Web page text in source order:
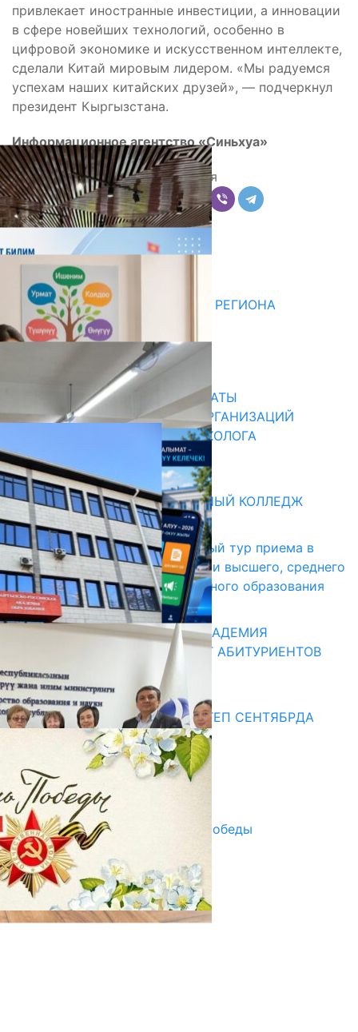
привлекает иностранные инвестиции, а инновации
в сфере новейших технологий, особенно в
цифровой экономике и искусственном интеллекте,
сделали Китай мировым лидером. «Мы радуемся
успехам наших китайских друзей», — подчеркнул
президент Кыргызстана.
Информационное агентство «Синьхуа»
Поделиться
Комментарии
Последние новости
ДЛЯ МЕТОДИСТОВ ЮЖНОГО РЕГИОНА
НАЧАЛОСЬ ОБУЧЕНИЕ
05.08.2026
В ПРИМЕРНЫЕ ТИПОВЫЕ ШТАТЫ
ОБЩЕОБРАЗОВАТЕЛЬНЫХ ОРГАНИЗАЦИЙ
ВВЕДЕНА ДОЛЖНОСТЬ ПСИХОЛОГА
31.07.2026
Абитуриент
БИШКЕКСКИЙ УНИВЕРСАЛЬНЫЙ КОЛЛЕДЖ
17.07.2026
В Кыргызстане начался первый тур приема в
образовательные организации высшего, среднего
и начального профессионального образования
13.07.2026
КЫРГЫЗКО-РОССИЙСКАЯ АКАДЕМИЯ
ОБРАЗОВАНИЯ ПРИГЛАШАЕТ АБИТУРИЕНТОВ
10.07.2026
Медиа
СУЗАКТА 750 ОРУНДУУ МЕКТЕП СЕНТЯБРДА
ПАЙДАЛАНУУГА БЕРИЛЕТ
07.08.2025
Улуу Жеңиштин жандуу сөзү
29.04.2025
Награды в преддверии Дня Победы
29.04.2025